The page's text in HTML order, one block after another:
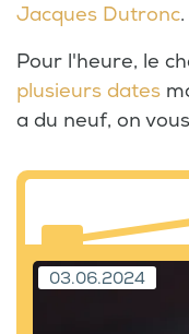
Jacques Dutronc.
Pour l'heure, le
plusieurs dates
a du neuf, on
03.06.2024